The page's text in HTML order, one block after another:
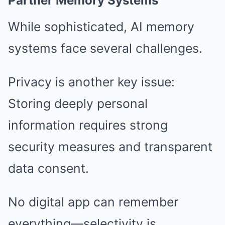
While sophisticated, AI memory
systems face several challenges.
Privacy is another key issue:
Storing deeply personal
information requires strong
security measures and transparent
data consent.
No digital app can remember